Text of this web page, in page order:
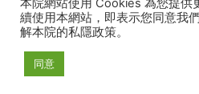
© 2026 建道神學院Alliance Bible
本院網站使用 Cookies 為您提供
續使用本網站，即表示您同意我
解本院的私隱政策。
同意